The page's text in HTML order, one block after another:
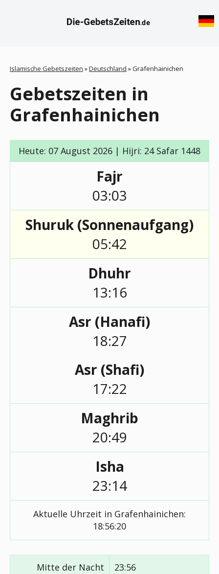
Islamische Gebetszeiten »Deutschland »Grafenhainichen
Gebetszeiten in
Grafenhainichen
Heute: 07 August 2026 | Hijri: 24 Safar 1448
Fajr
03:03
Shuruk (Sonnenaufgang)
05:42
Dhuhr
13:16
Asr (Hanafi)
18:27
Asr (Shafi)
17:22
Maghrib
20:49
Isha
23:14
Aktuelle Uhrzeit in Grafenhainichen:
18:56:20
Mitte der Nacht 23:56